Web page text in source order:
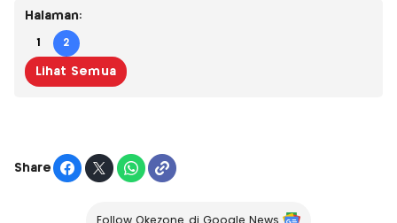
Halaman:
1 2
Lihat Semua
Share